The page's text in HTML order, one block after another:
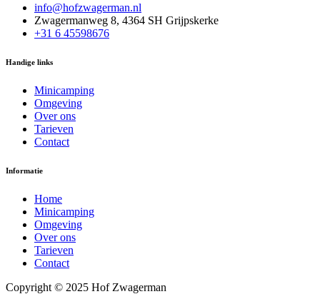
info@hofzwagerman.nl
Zwagermanweg 8, 4364 SH Grijpskerke
+31 6 45598676
Handige links
Minicamping
Omgeving
Over ons
Tarieven
Contact
Informatie
Home
Minicamping
Omgeving
Over ons
Tarieven
Contact
Copyright © 2025 Hof Zwagerman